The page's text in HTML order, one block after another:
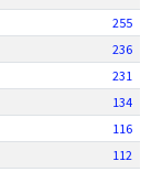
255
236
231
134
116
112